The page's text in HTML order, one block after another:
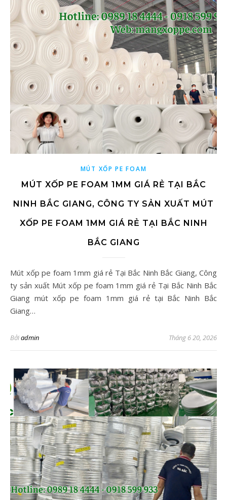
MÚT XỐP PE FOAM
MÚT XỐP PE FOAM 1MM GIÁ RẺ TẠI BẮC
NINH BẮC GIANG, CÔNG TY SẢN XUẤT MÚT
XỐP PE FOAM 1MM GIÁ RẺ TẠI BẮC NINH
BẮC GIANG
Mút xốp pe foam 1mm giá rẻ Tại Bắc Ninh Bắc Giang, Công
ty sản xuất Mút xốp pe foam 1mm giá rẻ Tại Bắc Ninh Bắc
Giang mút xốp pe foam 1mm giá rẻ tại Bắc Ninh Bắc
Giang…
Bởiadmin Tháng 6 20, 2026